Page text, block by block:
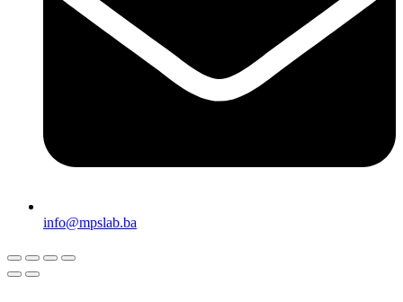
info@mpslab.ba